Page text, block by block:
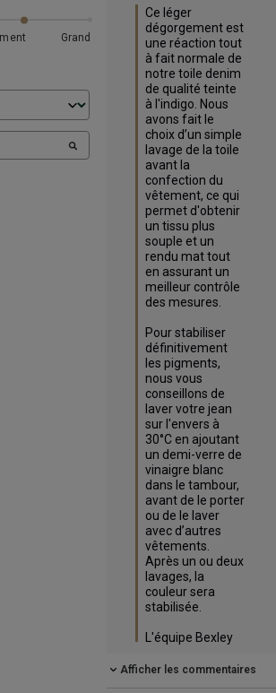
Grand
Ce léger
dégorgement est
une réaction tout
à fait normale de
notre toile denim
de qualité teinte
à l'indigo. Nous
avons fait le
choix d’un simple
lavage de la toile
avant la
confection du
vêtement, ce qui
permet d'obtenir
un tissu plus
souple et un
rendu mat tout
en assurant un
meilleur contrôle
des mesures.
Pour stabiliser
définitivement
les pigments,
nous vous
conseillons de
laver votre jean
sur l'envers à
30°C en ajoutant
un demi-verre de
vinaigre blanc
dans le tambour,
avant de le porter
ou de le laver
avec d’autres
vêtements.
Après un ou deux
lavages, la
couleur sera
stabilisée.
L'équipe Bexley
Afficher les commentaires